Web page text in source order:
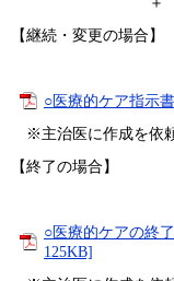
【継続・変更の場合】
○医療的ケア指示
※主治医に作成を依頼
【終了の場合】
○医療的ケアの終
125KB]